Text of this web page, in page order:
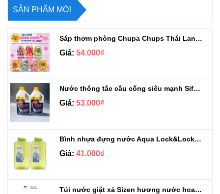
SẢN PHẨM MỚI
Sáp thơm phòng Chupa Chups Thái Lan 230g
Giá: 54.000₫
Nước thông tắc cầu cống siêu mạnh Sifa 1.4kg
Giá: 53.000₫
Bình nhựa đựng nước Aqua Lock&Lock 2.1L
Giá: 41.000₫
Túi nước giặt xả Sizen hương nước hoa 500 ml